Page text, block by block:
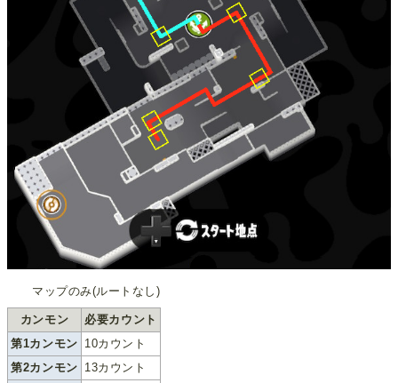
マップのみ(ルートなし)
カンモン
必要カウント
第1カンモン 10カウント
第2カンモン 13カウント